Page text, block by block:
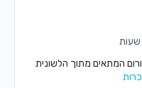
המתאים מתוך הלשונית